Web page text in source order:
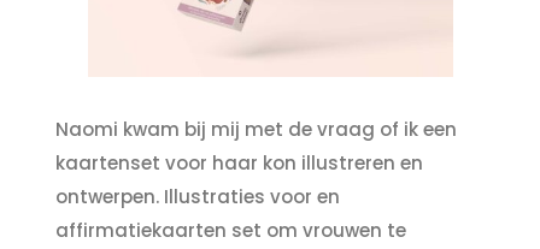
Naomi kwam bij mij met de vraag of ik een
kaartenset voor haar kon illustreren en
ontwerpen. Illustraties voor en
affirmatiekaarten set om vrouwen te